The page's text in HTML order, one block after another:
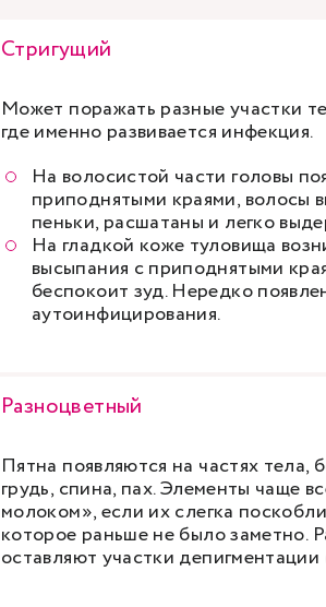
Стригущий
Может поражать разные участки
где именно развивается инфекция.
На волосистой части головы
приподнятыми краями, волосы
пеньки, расшатаны и легко
На гладкой коже туловища
высыпания с приподнятыми
беспокоит зуд. Нередко
аутоинфицирования.
Разноцветный
Пятна появляются на частях тела,
грудь, спина, пах. Элементы чаще
молоком», если их слегка
которое раньше не было заметно.
оставляют участки депигментации